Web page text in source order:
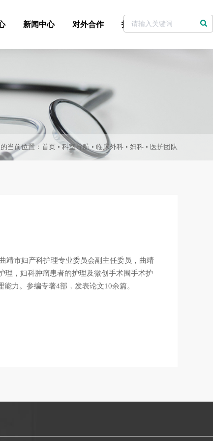
新闻中心 对外合作 招标采购 党委书记信箱
当前位置： 首页 • 科室导航• 临床外科 • 妇科 • 医护团队
靖市妇产科护理专业委员会副主任委员，曲靖
理，妇科肿瘤患者的护理及微创手术围手术护
力。参编专著4部，发表论文10余篇。